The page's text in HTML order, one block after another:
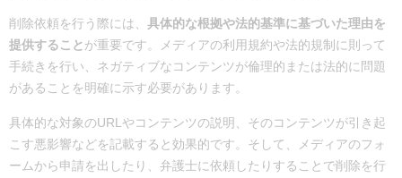
削除依頼を行う際には、 具体的な根拠や法的基準に基づいた理由を
提供することが重要です。メディアの利用規約や法的規制に則って
手続きを行い、ネガティブなコンテンツが倫理的または法的に問題
があることを明確に示す必要があります。
具体的な対象のURLやコンテンツの説明、そのコンテンツが引き起
こす悪影響などを記載すると効果的です。そして、メディアのフォ
ームから申請を出したり、弁護士に依頼したりすることで削除を行